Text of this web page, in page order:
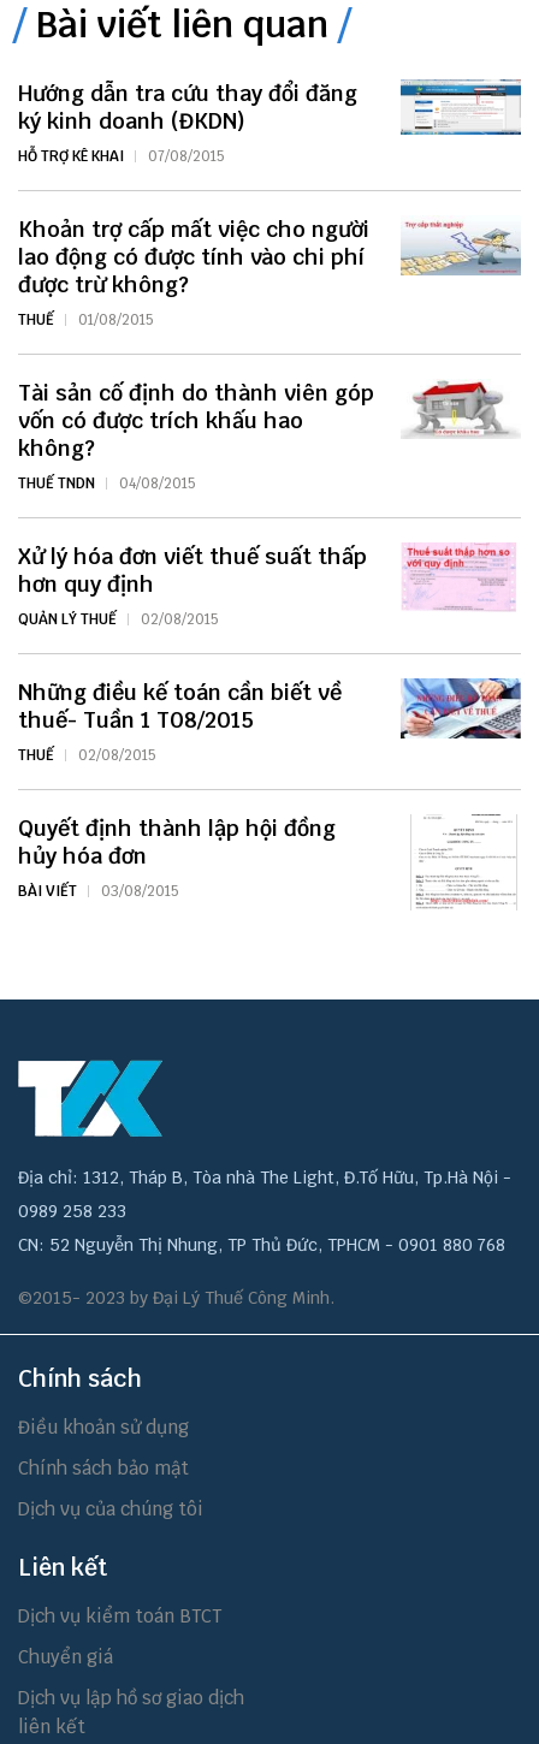
Bài viết liên quan
Hướng dẫn tra cứu thay đổi đăng
ký kinh doanh (ĐKDN)
HỖ TRỢ KÊ KHAI 07/08/2015
Khoản trợ cấp mất việc cho người
lao động có được tính vào chi phí
được trừ không?
THUẾ 01/08/2015
Tài sản cố định do thành viên góp
vốn có được trích khấu hao
không?
THUẾ TNDN 04/08/2015
Xử lý hóa đơn viết thuế suất thấp
hơn quy định
QUẢN LÝ THUẾ 02/08/2015
Những điều kế toán cần biết về
thuế- Tuần 1 T08/2015
THUẾ 02/08/2015
Quyết định thành lập hội đồng
hủy hóa đơn
BÀI VIẾT 03/08/2015
Địa chỉ: 1312, Tháp B, Tòa nhà The Light, Đ.Tố Hữu, Tp.Hà Nội -
0989 258 233
CN: 52 Nguyễn Thị Nhung, TP Thủ Đức, TPHCM - 0901 880 768
©2015- 2023 by Đại Lý Thuế Công Minh.
Chính sách
Điều khoản sử dụng
Chính sách bảo mật
Dịch vụ của chúng tôi
Liên kết
Dịch vụ kiểm toán BTCT
Chuyển giá
Dịch vụ lập hồ sơ giao dịch
liên kết